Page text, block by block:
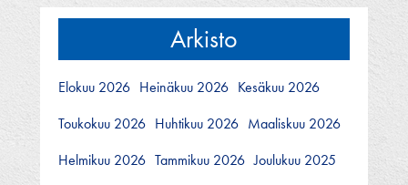
Arkisto
Elokuu 2026 Heinäkuu 2026 Kesäkuu 2026
Toukokuu 2026 Huhtikuu 2026 Maaliskuu 2026
Helmikuu 2026 Tammikuu 2026 Joulukuu 2025